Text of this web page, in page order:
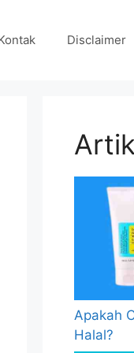
Disclaimer
Apakah
Halal?